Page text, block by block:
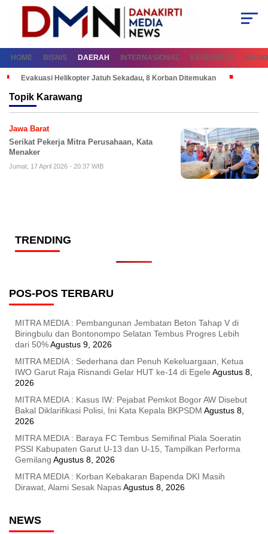
HOME BISNIS DAERAH INTERNASIONAL KESEHATAN
Evakuasi Helikopter Jatuh Sekadau, 8 Korban Ditemukan
Topik Karawang
Jawa Barat
Serikat Pekerja Mitra Perusahaan, Kata
Menaker
Jumat, 17 April 2026 - 20:37 WIB
TRENDING
POS-POS TERBARU
MITRA MEDIA : Pembangunan Jembatan Beton Tahap V di
Biringbulu dan Bontonompo Selatan Tembus Progres Lebih
dari 50%Agustus 9, 2026
MITRA MEDIA : Sederhana dan Penuh Kekeluargaan, Ketua
IWO Garut Raja Risnandi Gelar HUT ke-14 di Egele Agustus 8,
2026
MITRA MEDIA : Kasus IW: Pejabat Pemkot Bogor AW Disebut
Bakal Diklarifikasi Polisi, Ini Kata Kepala BKPSDM Agustus 8,
2026
MITRA MEDIA : Baraya FC Tembus Semifinal Piala Soeratin
PSSI Kabupaten Garut U-13 dan U-15, Tampilkan Performa
Gemilang Agustus 8, 2026
MITRA MEDIA : Korban Kebakaran Bapenda DKI Masih
Dirawat, Alami Sesak NapasAgustus 8, 2026
NEWS